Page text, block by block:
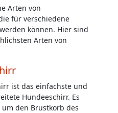
Arten von
für verschiedene
können. Hier sind
Arten von
ist das einfachste und
Hundeeschirr. Es
den Brustkorb des